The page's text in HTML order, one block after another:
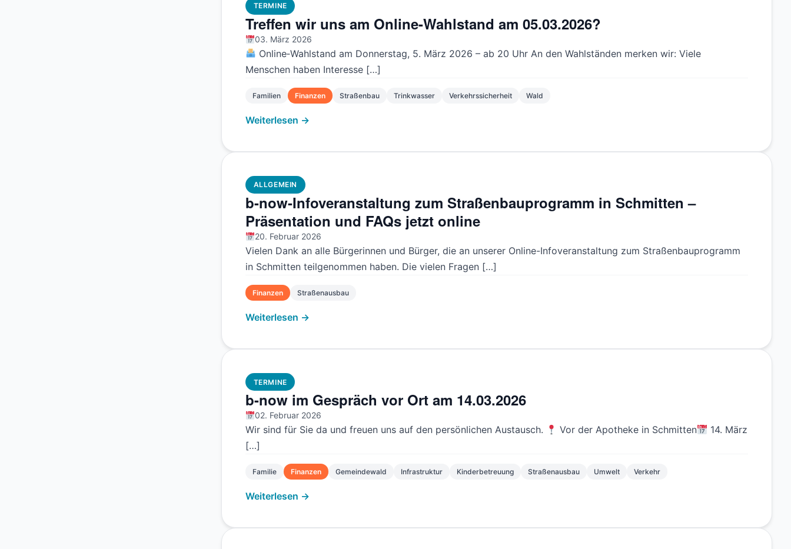
TERMINE
Treffen wir uns am Online-Wahlstand am 05.03.2026?
03. März 2026
Online‑Wahlstand am Donnerstag, 5. März 2026 – ab 20 Uhr An den Wahlständen merken wir: Viele
Menschen haben Interesse […]
Familien Finanzen Straßenbau Trinkwasser Verkehrssicherheit Wald
Weiterlesen →
ALLGEMEIN
b-now-Infoveranstaltung zum Straßenbauprogramm in Schmitten –
Präsentation und FAQs jetzt online
20. Februar 2026
Vielen Dank an alle Bürgerinnen und Bürger, die an unserer Online-Infoveranstaltung zum Straßenbauprogramm
in Schmitten teilgenommen haben. Die vielen Fragen […]
Finanzen Straßenausbau
Weiterlesen →
TERMINE
b-now im Gespräch vor Ort am 14.03.2026
02. Februar 2026
Wir sind für Sie da und freuen uns auf den persönlichen Austausch. Vor der Apotheke in Schmitten
14. März
[…]
Familie Finanzen Gemeindewald Infrastruktur Kinderbetreuung Straßenausbau Umwelt Verkehr
Weiterlesen →